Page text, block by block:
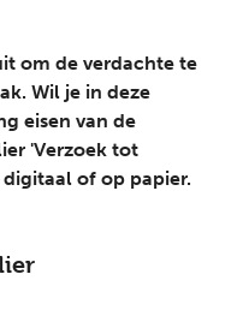
om de verdachte te
Wil je in deze
eisen van de
'Verzoek tot
of op papier.